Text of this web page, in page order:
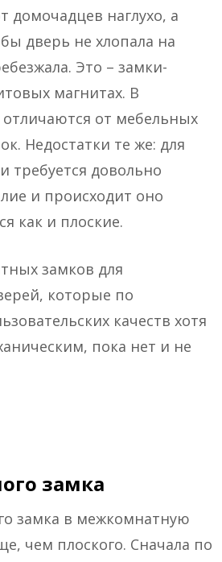
домочадцев наглухо, а
дверь не хлопала на
Это – замки-
магнитах. В
от мебельных
Недостатки те же: для
требуется довольно
и происходит оно
как и плоские.
замков для
которые по
качеств хотя
пока нет и не
замка
замка в межкомнатную
чем плоского. Сначала по